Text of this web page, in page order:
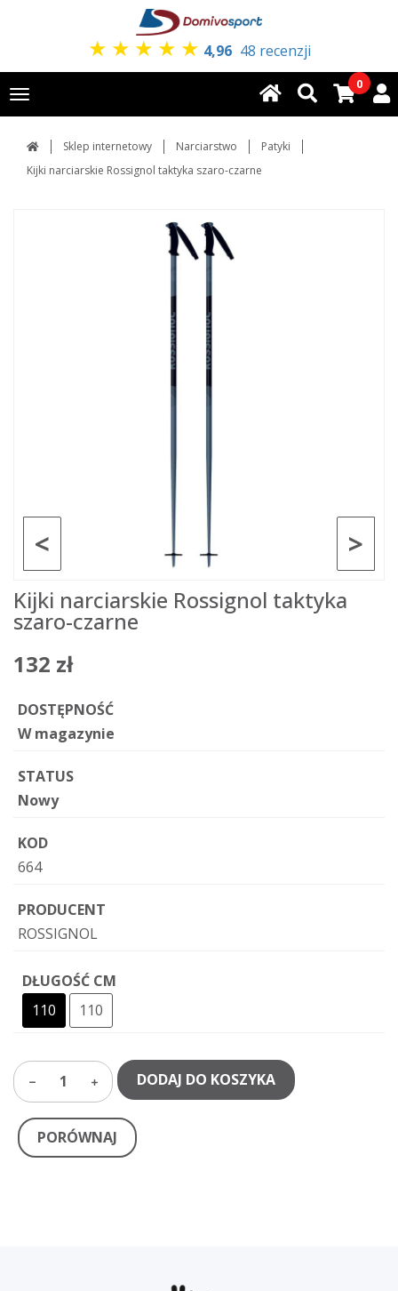
★ ★ ★ ★ ★ 4,96 48 recenzji
Toggle
navigation
0
Sklep internetowy Narciarstwo
Patyki
Kijki narciarskie Rossignol taktyka szaro-czarne
>
<
Kijki narciarskie Rossignol taktyka
szaro-czarne
132 zł
DOSTĘPNOŚĆ
W magazynie
STATUS
Nowy
KOD
664
PRODUCENT
ROSSIGNOL
DŁUGOŚĆ CM
110
110
1 DODAJ DO KOSZYKA
PORÓWNAJ